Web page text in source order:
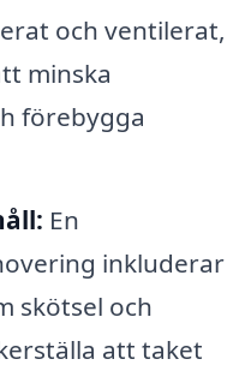
och ventilerat,
minska
förebygga
En
inkluderar
skötsel och
att taket